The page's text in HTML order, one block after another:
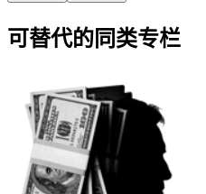
可替代的同类专栏